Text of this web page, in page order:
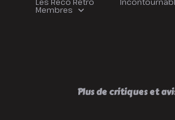
Membres
Plus de critiques et